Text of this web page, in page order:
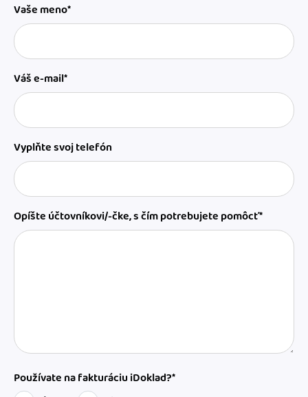
Vaše meno*
Váš e-mail*
Vyplňte svoj telefón
Opíšte účtovníkovi/-čke, s čím potrebujete pomôcť*
Používate na fakturáciu iDoklad?*